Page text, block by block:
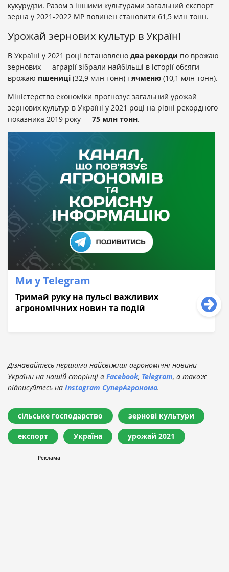
кукурудзи. Разом з іншими культурами загальний експорт
зерна у 2021-2022 МР повинен становити 61,5 млн тонн.
Урожай зернових культур в Україні
В Україні у 2021 році встановлено два рекорди по врожаю
зернових — аграрії зібрали найбільші в історії обсяги
врожаю пшениці (32,9 млн тонн) і ячменю (10,1 млн тонн).
Міністерство економіки прогнозує загальний урожай
зернових культур в Україні у 2021 році на рівні рекордного
показника 2019 року — 75 млн тонн.
Ми у Telegram
Тримай руку на пульсі важливих
агрономічних новин та подій
Дізнавайтесь першими найсвіжіші агрономічні новини
України на нашій сторінці в Facebook, Telegram, а також
підписуйтесь на Instagram СуперАгронома.
сільське господарство зернові культури
експорт Україна урожай 2021